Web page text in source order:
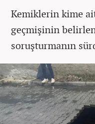
Kemiklerin kime
geçmişinin
soruşturmanın